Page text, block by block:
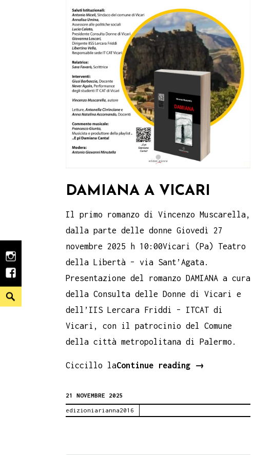
instagram
facebook
Search
DAMIANA A VICARI
Il primo romanzo di Vincenzo Muscarella,
dalla parte delle donne Giovedì 27
novembre 2025 h 10:00Vicari (Pa) Teatro
della Libertà – via Sant’Agata.
Presentazione del romanzo DAMIANA a cura
della Consulta delle Donne di Vicari e
dell’IIS Lercara Friddi – ITCAT di
Vicari, con il patrocinio del Comune
della città metropolitana di Palermo.
Ciccillo laContinue reading
Damiana
→
21 NOVEMBRE 2025
edizioniarianna2016